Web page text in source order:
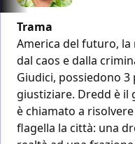
Trama
America del futuro, la
dal caos e dalla
Giudici, possiedono
giustiziare. Dredd è il
è chiamato a
flagella la città: una